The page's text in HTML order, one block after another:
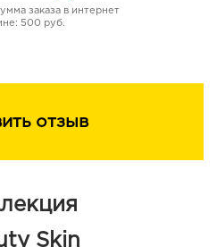
заказа в интернет
500 руб.
отзыв
Skin